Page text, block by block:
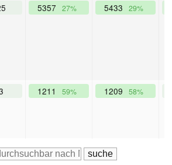
5357 27% 5433 29%
1211 59% 1209 58%